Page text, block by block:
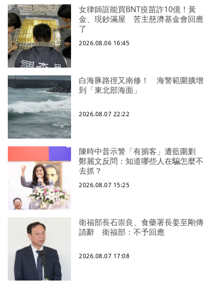
女律師誆能買BNT疫苗詐10億！黃
金、現鈔滿屋 苦主慈濟基金會回應
了
2026.08.06 16:45
白海豚路徑又南修！ 海警範圍擴增
到「東北部海面」
2026.08.07 22:22
陳時中昔示警「有掮客」遭藍圍剿
鄭麗文反問：知道哪些人在騙怎麼不
去抓？
2026.08.07 15:25
衛福部長石崇良、食藥署長姜至剛傳
請辭 衛福部：不予回應
2026.08.07 17:08